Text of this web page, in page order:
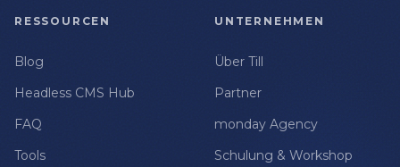
RESSOURCEN
Blog
Headless CMS Hub
FAQ
Tools
UNTERNEHMEN
Über Till
Partner
monday Agency
Schulung & Workshop